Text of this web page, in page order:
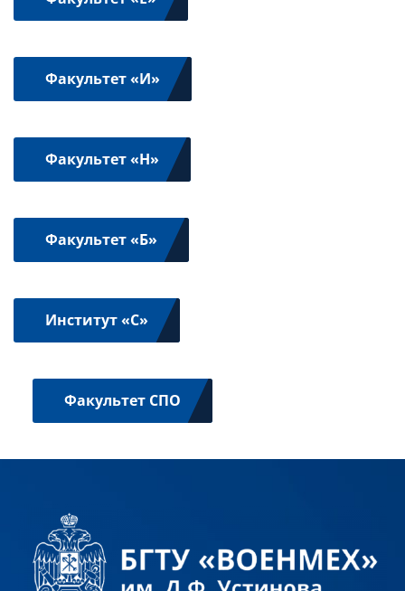
Факультет «И»
Факультет «Н»
Факультет «Б»
Институт «С»
Факультет СПО